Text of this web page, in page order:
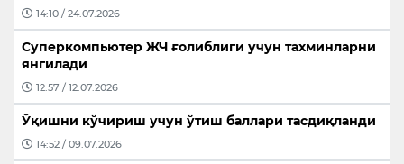
14:10 / 24.07.2026
Суперкомпьютер ЖЧ ғолиблиги учун тахминларни
янгилади
12:57 / 12.07.2026
Ўқишни кўчириш учун ўтиш баллари тасдиқланди
14:52 / 09.07.2026